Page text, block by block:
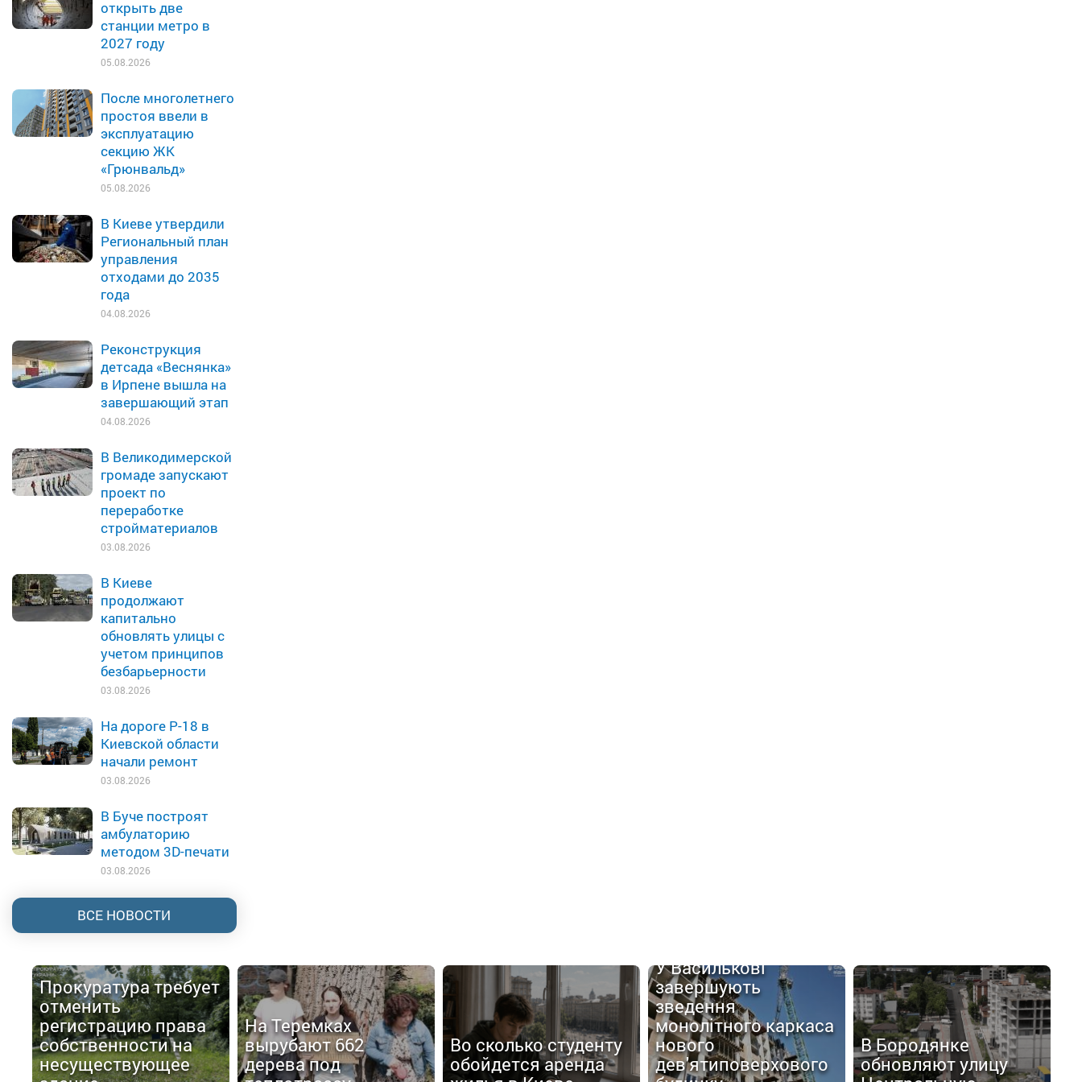
открыть две
станции метро в
2027 году
05.08.2026
После многолетнего
простоя ввели в
эксплуатацию
секцию ЖК
«Грюнвальд»
05.08.2026
В Киеве утвердили
Региональный план
управления
отходами до 2035
года
04.08.2026
Реконструкция
детсада «Веснянка»
в Ирпене вышла на
завершающий этап
04.08.2026
В Великодимерской
громаде запускают
проект по
переработке
стройматериалов
03.08.2026
В Киеве
продолжают
капитально
обновлять улицы с
учетом принципов
безбарьерности
03.08.2026
На дороге Р-18 в
Киевской области
начали ремонт
03.08.2026
В Буче построят
амбулаторию
методом 3D-печати
03.08.2026
ВСЕ НОВОСТИ
Прокуратура требует
отменить
регистрацию права
собственности на
несуществующее
На Теремках
вырубают 662
дерева под
Во сколько студенту
обойдется аренда
У Василькові
завершують
зведення
монолітного каркаса
нового
дев'ятиповерхового
В Бородянке
обновляют улицу